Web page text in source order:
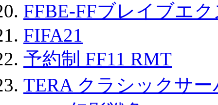
FFBE-FFブレイブエ
FIFA21
予約制 FF11 RMT
TERA クラシックサ